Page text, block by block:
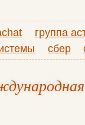
группа
сбер